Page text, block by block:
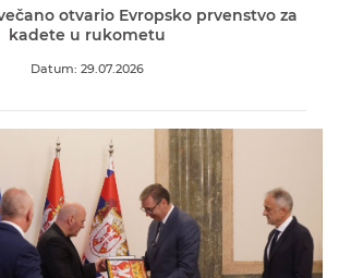
otvario Evropsko prvenstvo za
kadete u rukometu
Datum: 29.07.2026